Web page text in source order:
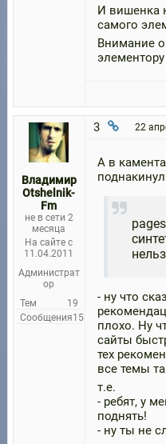
И вишенка
самого
Внимание
Владимир
Otshelnik-
Fm
не в сети 2
месяца
На сайте с
11.04.2011
Администрат
ор
Тем
19
Сообщения158
3 22
А в
- ну что
плохо. Ну
сайты
тех
все темы
т.е.
- ребят, у
поднять!
- ну ты не